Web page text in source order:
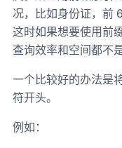
况，比如身份证，前
这时如果想要使用前
查询效率和空间都不
一个比较好的办法是
符开头。
例如：